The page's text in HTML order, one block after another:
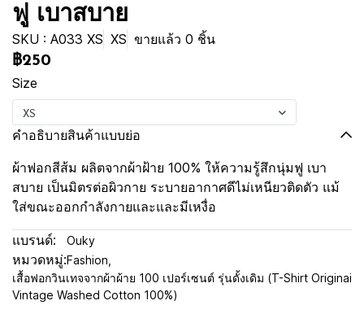
ฟู เบาสบาย
SKU : A033 XS XS ขายแล้ว 0 ชิ้น
฿250
Size
XS
คำอธิบายสินค้าแบบย่อ
ผ้าฟอกสีส้ม ผลิตจากผ้าฝ้าย 100% ให้ความรู้สึกนุ่มฟู เบา
สบาย เป็นมิตรต่อผิวกาย ระบายอากาศดีไม่เหนียวติดตัว แม้
ใส่ขณะออกกำลังกายและและมีเหงื่อ
แบรนด์: Ouky
หมวดหมู่:Fashion
เสื้อฟอกวินเทจจากผ้าผ้าย 100 เปอร์เซนต์ รุ่นดั้งเดิม (T-Shirt Originai
Vintage Washed Cotton 100%)